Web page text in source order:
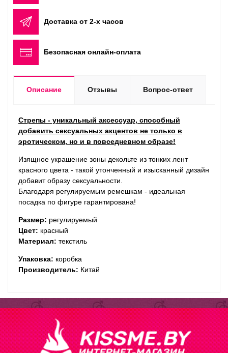
Доставка от 2-х часов
Безопасная онлайн-оплата
Описание Отзывы Вопрос-ответ
Стрепы - уникальный аксессуар, способный
добавить сексуальных акцентов не только в
эротическом, но и в повседневном образе!
Изящное украшение зоны декольте из тонких лент
красного цвета - такой утонченный и изысканный дизайн
добавит образу сексуальности.
Благодаря регулируемым ремешкам - идеальная
посадка по фигуре гарантирована!
Размер: регулируемый
Цвет: красный
Материал: текстиль
Упаковка: коробка
Производитель: Китай